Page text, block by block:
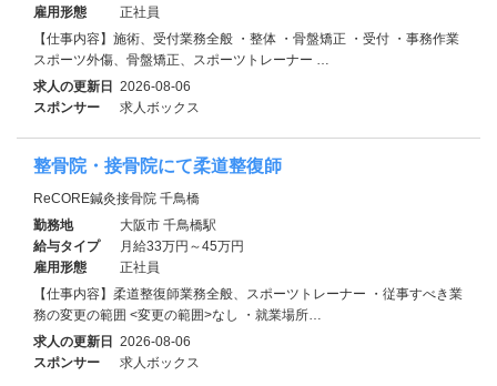
雇用形態
正社員
【仕事内容】施術、受付業務全般 ・整体 ・骨盤矯正 ・受付 ・事務作業
スポーツ外傷、骨盤矯正、スポーツトレーナー …
求人の更新日 2026-08-06
スポンサー
求人ボックス
整骨院・接骨院にて柔道整復師
ReCORE鍼灸接骨院 千鳥橋
勤務地
大阪市 千鳥橋駅
給与タイプ
月給33万円～45万円
雇用形態
正社員
【仕事内容】柔道整復師業務全般、スポーツトレーナー ・従事すべき業
務の変更の範囲 <変更の範囲>なし ・就業場所…
求人の更新日 2026-08-06
スポンサー
求人ボックス